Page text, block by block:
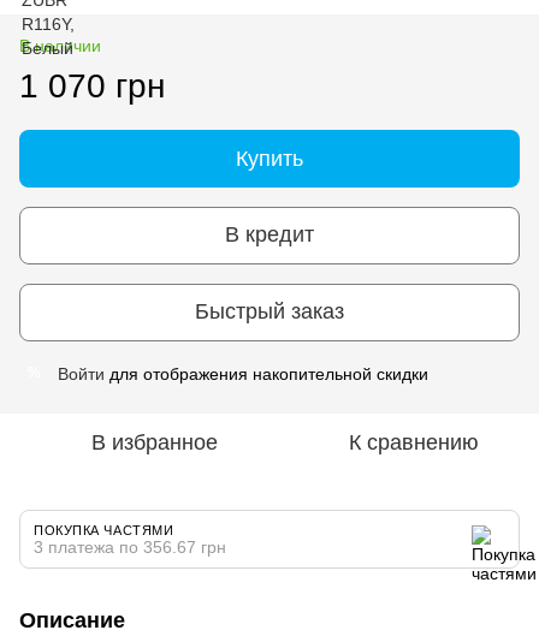
В наличии
1 070 грн
Купить
В кредит
Быстрый заказ
Войти для отображения накопительной скидки
В избранное К сравнению
ПОКУПКА ЧАСТЯМИ
3 платежа по 356.67 грн
Описание